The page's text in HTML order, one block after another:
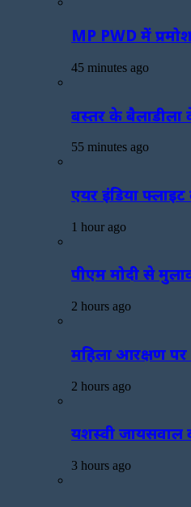
MP PWD में
45 minutes ago
बस्तर के बैलाडीला
55 minutes ago
एयर इंडिया
1 hour ago
पीएम मोदी से
2 hours ago
महिला आरक्षण पर
2 hours ago
यशस्वी जायसवाल
3 hours ago